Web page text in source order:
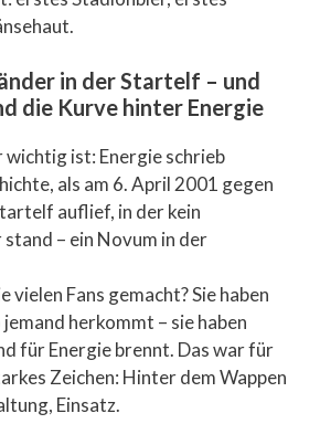
in der Startelf – und
die Kurve hinter Energie
wichtig ist: Energie schrieb
als am 6. April 2001 gegen
auflief, in der kein
– ein Novum in der
vielen Fans gemacht? Sie haben
herkommt – sie haben
für Energie brennt. Das war für
Zeichen: Hinter dem Wappen
Einsatz.